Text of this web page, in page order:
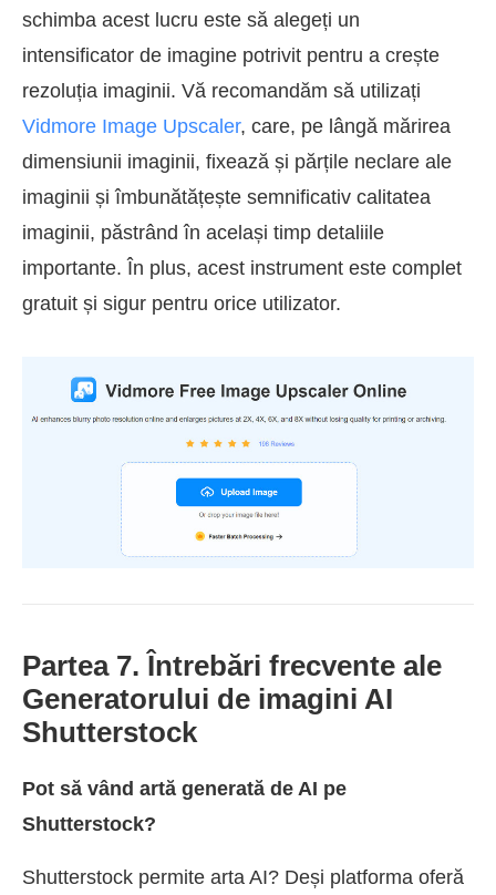
schimba acest lucru este să alegeți un
intensificator de imagine potrivit pentru a crește
rezoluția imaginii. Vă recomandăm să utilizați
Vidmore Image Upscaler, care, pe lângă mărirea
dimensiunii imaginii, fixează și părțile neclare ale
imaginii și îmbunătățește semnificativ calitatea
imaginii, păstrând în același timp detaliile
importante. În plus, acest instrument este complet
gratuit și sigur pentru orice utilizator.
Partea 7. Întrebări frecvente ale
Generatorului de imagini AI
Shutterstock
Pot să vând artă generată de AI pe
Shutterstock?
Shutterstock permite arta AI? Deși platforma oferă